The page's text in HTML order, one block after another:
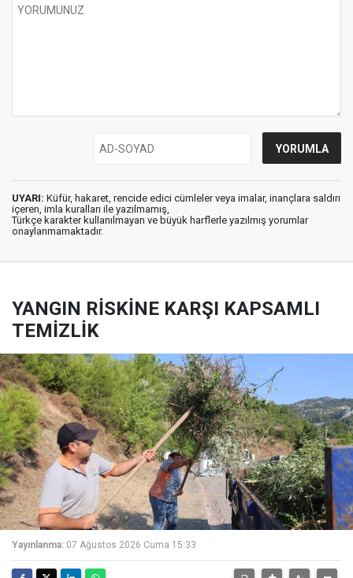
UYARI: Küfür, hakaret, rencide edici cümleler veya imalar, inançlara saldırı
içeren, imla kuralları ile yazılmamış,
Türkçe karakter kullanılmayan ve büyük harflerle yazılmış yorumlar
onaylanmamaktadır.
YANGIN RİSKİNE KARŞI KAPSAMLI
TEMİZLİK
Yayınlanma: 07 Ağustos 2026 Cuma 15:33